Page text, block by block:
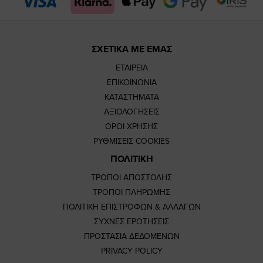
ΣΧΕΤΙΚΑ ΜΕ ΕΜΑΣ
ΕΤΑΙΡΕΙΑ
ΕΠΙΚΟΙΝΩΝΙΑ
ΚΑΤΑΣΤΗΜΑΤΑ
ΑΞΙΟΛΟΓΗΣΕΙΣ
ΟΡΟΙ ΧΡΗΣΗΣ
ΡΥΘΜΙΣΕΙΣ COOKIES
ΠΟΛΙΤΙΚΗ
ΤΡΟΠΟΙ ΑΠΟΣΤΟΛΗΣ
ΤΡΟΠΟΙ ΠΛΗΡΩΜΗΣ
ΠΟΛΙΤΙΚΗ ΕΠΙΣΤΡΟΦΩΝ & ΑΛΛΑΓΩΝ
ΣΥΧΝΕΣ ΕΡΩΤΗΣΕΙΣ
ΠΡΟΣΤΑΣΙΑ ΔΕΔΟΜΕΝΩΝ
PRIVACY POLICY